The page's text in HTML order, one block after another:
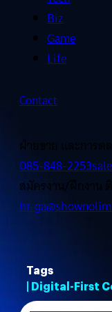
Biz
Game
Life
Contact
ฝ่ายขาย และการต
085-848-2253
สมัครงาน/ฝึกงาน
hr-
Tags
| Digital-First